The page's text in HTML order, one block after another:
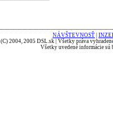
NÁVŠTEVNOSŤ
(C) 2004, 2005 DSL.sk | Všetky práva
Všetky uvedené informácie sú